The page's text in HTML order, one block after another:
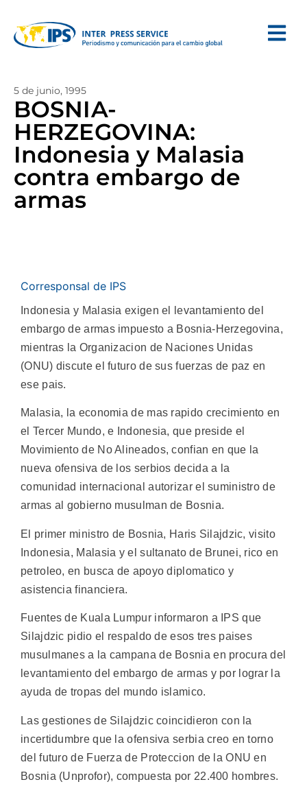
5 de junio, 1995
BOSNIA-
HERZEGOVINA:
Indonesia y Malasia
contra embargo de
armas
Corresponsal de IPS
Indonesia y Malasia exigen el levantamiento del
embargo de armas impuesto a Bosnia-Herzegovina,
mientras la Organizacion de Naciones Unidas
(ONU) discute el futuro de sus fuerzas de paz en
ese pais.
Malasia, la economia de mas rapido crecimiento en
el Tercer Mundo, e Indonesia, que preside el
Movimiento de No Alineados, confian en que la
nueva ofensiva de los serbios decida a la
comunidad internacional autorizar el suministro de
armas al gobierno musulman de Bosnia.
El primer ministro de Bosnia, Haris Silajdzic, visito
Indonesia, Malasia y el sultanato de Brunei, rico en
petroleo, en busca de apoyo diplomatico y
asistencia financiera.
Fuentes de Kuala Lumpur informaron a IPS que
Silajdzic pidio el respaldo de esos tres paises
musulmanes a la campana de Bosnia en procura del
levantamiento del embargo de armas y por lograr la
ayuda de tropas del mundo islamico.
Las gestiones de Silajdzic coincidieron con la
incertidumbre que la ofensiva serbia creo en torno
del futuro de Fuerza de Proteccion de la ONU en
Bosnia (Unprofor), compuesta por 22.400 hombres.